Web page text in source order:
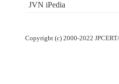
JVN iPedia
Copyright (c) 2000-2022